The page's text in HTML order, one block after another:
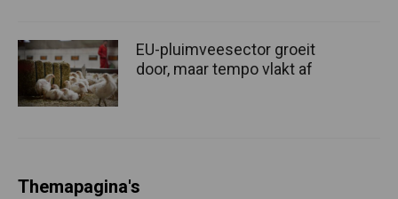
EU-pluimveesector groeit
door, maar tempo vlakt af
Themapagina's